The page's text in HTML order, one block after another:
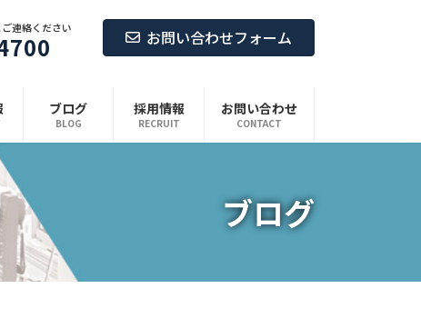
連絡ください お問い合わせフォーム
ブログ
BLOG
採用情報
RECRUIT
お問い合わせ
CONTACT
ブログ